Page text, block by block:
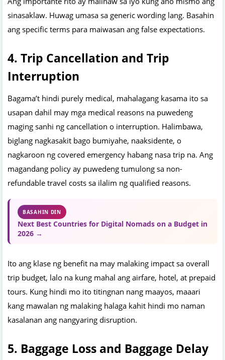
sinasaklaw. Huwag umasa sa generic wording lang. Basahin
ang specific terms para maiwasan ang false expectations.
4. Trip Cancellation and Trip
Interruption
Bagama’t hindi purely medical, mahalagang kasama ito sa
usapan dahil may mga medical reasons na puwedeng
maging sanhi ng cancellation o interruption. Halimbawa,
biglang nagkasakit bago bumiyahe, naaksidente, o
nagkaroon ng covered emergency habang nasa trip na. Ang
magandang policy ay puwedeng tumulong sa non-
refundable travel costs sa ilalim ng qualified reasons.
BASAHIN DIN
Next Best Countries for Digital Nomads on a Budget in
2026 →
Ito ang klase ng benefit na may malaking impact sa overall
trip budget, lalo na kung mahal ang airfare, hotel, at prepaid
tours. Kung hindi mo ito titingnan nang maayos, maaari
kang mawalan ng malaking halaga kahit hindi mo naman
kasalanan ang nangyaring disruption.
5. Baggage Loss and Baggage Delay